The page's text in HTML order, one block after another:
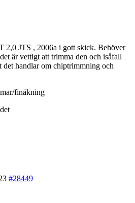
2,0 JTS , 2006a i gott skick. Behöver
är vettigt att trimma den och isåfall
det handlar om chiptrimmning och
finåkning
#28449